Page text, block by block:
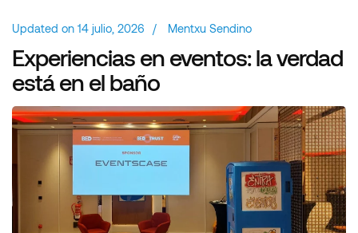
Updated on 14 julio, 2026 / Mentxu Sendino
Experiencias en eventos: la verdad
está en el baño